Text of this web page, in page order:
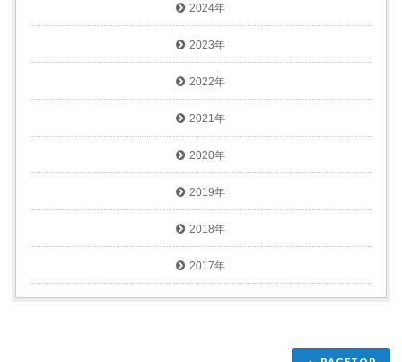
2024年
2023年
2022年
2021年
2020年
2019年
2018年
2017年